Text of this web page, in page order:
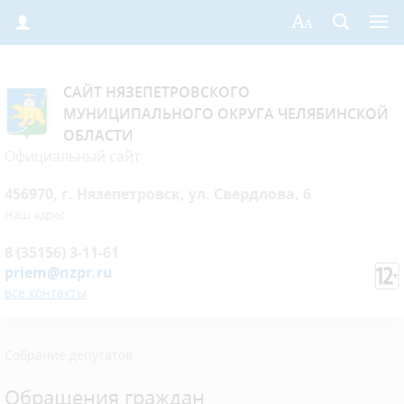
САЙТ НЯЗЕПЕТРОВСКОГО
МУНИЦИПАЛЬНОГО ОКРУГА ЧЕЛЯБИНСКОЙ
ОБЛАСТИ
priem@nzpr.ru
все контакты
Обращения граждан